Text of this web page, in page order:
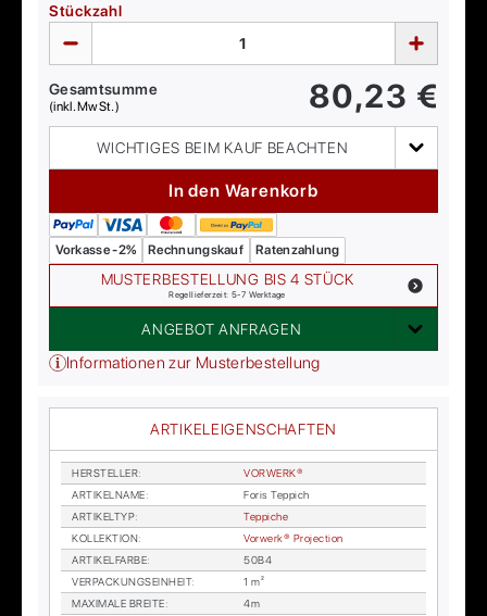
Stückzahl
Gesamtsumme
(inkl. MwSt.) 80,23 €
WICHTIGES BEIM KAUF BEACHTEN
In den Warenkorb
Vorkasse -2% Rechnungskauf Ratenzahlung
MUSTERBESTELLUNG BIS 4 STÜCK
Regellieferzeit: 5-7 Werktage
ANGEBOT ANFRAGEN
Informationen zur Musterbestellung
ARTIKELEIGENSCHAFTEN
HER­STEL­LER:
VOR­WER­K®
AR­TI­KEL­NA­ME:
Fo­ris Tep­pich
AR­TI­KEL­TYP:
Tep­pi­che
KOL­LEK­TI­ON:
Vor­wer­k® Pro­jec­tion
AR­TI­KEL­FAR­BE:
50B4
VER­PA­CKUNGS­EIN­HEIT:
1 m²
MA­XI­MA­LE BREI­TE:
4m